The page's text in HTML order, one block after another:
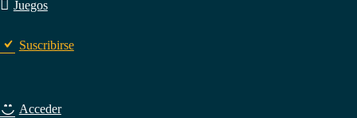
Juegos
Suscribirse
Acceder